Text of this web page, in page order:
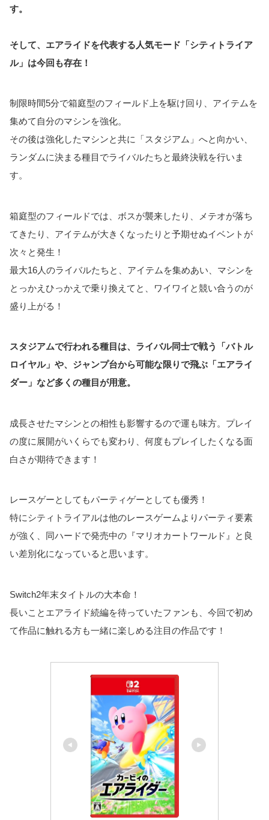
す。
そして、エアライドを代表する人気モード「シティトライア
ル」は今回も存在！
制限時間5分で箱庭型のフィールド上を駆け回り、アイテムを
集めて自分のマシンを強化。
その後は強化したマシンと共に「スタジアム」へと向かい、
ランダムに決まる種目でライバルたちと最終決戦を行いま
す。
箱庭型のフィールドでは、ボスが襲来したり、メテオが落ち
てきたり、アイテムが大きくなったりと予期せぬイベントが
次々と発生！
最大16人のライバルたちと、アイテムを集めあい、マシンを
とっかえひっかえで乗り換えてと、ワイワイと競い合うのが
盛り上がる！
スタジアムで行われる種目は、ライバル同士で戦う「バトル
ロイヤル」や、ジャンプ台から可能な限りで飛ぶ「エアライ
ダー」など多くの種目が用意。
成長させたマシンとの相性も影響するので運も味方。プレイ
の度に展開がいくらでも変わり、何度もプレイしたくなる面
白さが期待できます！
レースゲーとしてもパーティゲーとしても優秀！
特にシティトライアルは他のレースゲームよりパーティ要素
が強く、同ハードで発売中の『マリオカートワールド』と良
い差別化になっていると思います。
Switch2年末タイトルの大本命！
長いことエアライド続編を待っていたファンも、今回で初め
て作品に触れる方も一緒に楽しめる注目の作品です！